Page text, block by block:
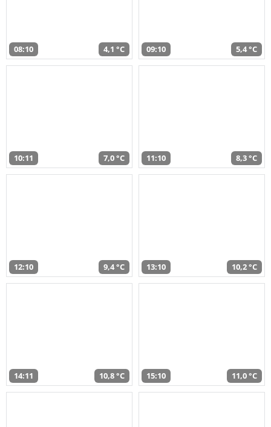
08:10 4,1 °C 09:10 5,4 °C
10:11 7,0 °C 11:10 8,3 °C
12:10 9,4 °C 13:10 10,2 °C
14:11 10,8 °C 15:10 11,0 °C